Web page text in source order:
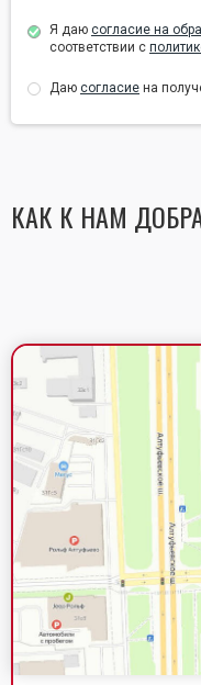
Я даю согласие на
соответствии с
Даю согласие на
КАК К НАМ